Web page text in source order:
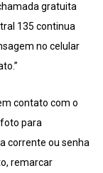
gratuita
135 continua
no celular
contato com o
para
corrente ou senha
remarcar